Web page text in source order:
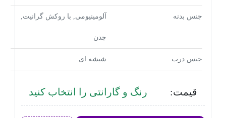
جنس بدنه آلومینیومی, با روکش گرانیت,
چدن
جنس درب شیشه ای
قیمت: رنگ و گارانتی را انتخاب کنید